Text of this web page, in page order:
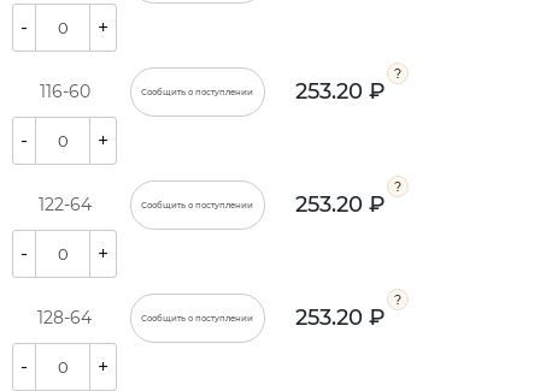
- +
116-60 Сообщить о поступлении 253.20 ₽
- +
122-64 Сообщить о поступлении 253.20 ₽
- +
128-64 Сообщить о поступлении 253.20 ₽
- +